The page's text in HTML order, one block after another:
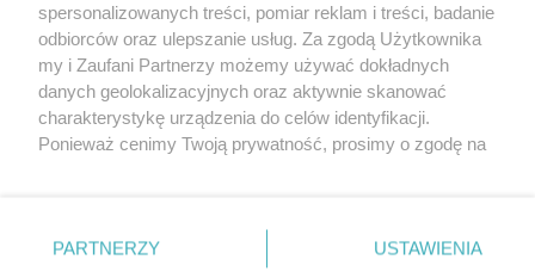
REKLAMA WSPÓŁPRACA RSS FACEBOOK KONTAKT
Nasze serwisy
Aktualności
Tcz24
Historia miasta
Muzyka i kultura
Archiwum wydarzeń
Zdjęcia miasta
spersonalizowanych treści, pomiar reklam i treści, badanie
odbiorców oraz ulepszanie usług. Za zgodą Użytkownika
my i Zaufani Partnerzy możemy używać dokładnych
danych geolokalizacyjnych oraz aktywnie skanować
charakterystykę urządzenia do celów identyfikacji.
Ponieważ cenimy Twoją prywatność, prosimy o zgodę na
znajdujący się w lewym dolnym rogu strony
. Niektóre
PARTNERZY USTAWIENIA